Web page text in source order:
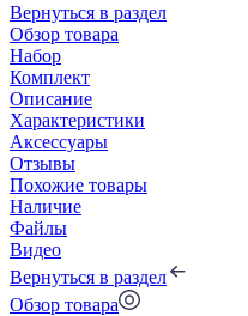
Вернуться в раздел
Обзор товара
Набор
Комплект
Описание
Характеристики
Аксессуары
Отзывы
Похожие товары
Наличие
Файлы
Видео
Вернуться в раздел
Обзор товара